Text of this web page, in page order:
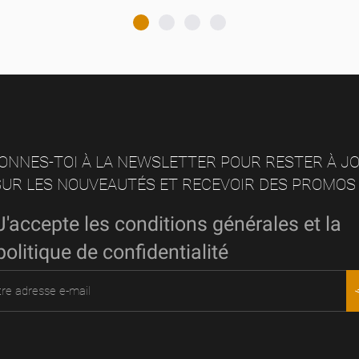
TOI À LA NEWSLETTER POUR RESTER À
LES NOUVEAUTÉS ET RECEVOIR DES PROMOS
les conditions générales et la
de confidentialité